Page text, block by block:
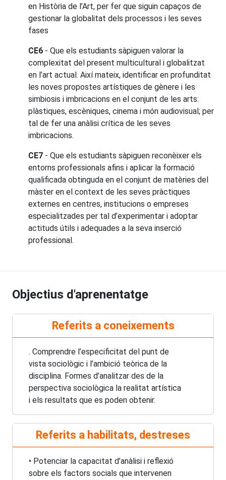
en Història de l’Art, per fer que siguin capaços de
gestionar la globalitat dels processos i les seves
fases
CE6 - Que els estudiants sàpiguen valorar la
complexitat del present multicultural i globalitzat
en l’art actual. Així mateix, identificar en profunditat
les noves propostes artístiques de gènere i les
simbiosis i imbricacions en el conjunt de les arts:
plàstiques, escèniques, cinema i món audiovisual; per
tal de fer una anàlisi crítica de les seves
imbricacions.
CE7 - Que els estudiants sàpiguen reconèixer els
entorns professionals afins i aplicar la formació
qualificada obtinguda en el conjunt de matèries del
màster en el context de les seves pràctiques
externes en centres, institucions o empreses
especialitzades per tal d’experimentar i adoptar
actituds útils i adequades a la seva inserció
professional.
Objectius d'aprenentatge
Referits a coneixements
. Comprendre l’especificitat del punt de
vista sociològic i l’ambició teòrica de la
disciplina. Formes d’analitzar des de la
perspectiva sociològica la realitat artística
i els resultats que es poden obtenir.
Referits a habilitats, destreses
• Potenciar la capacitat d’anàlisi i reflexió
sobre els factors socials que intervenen